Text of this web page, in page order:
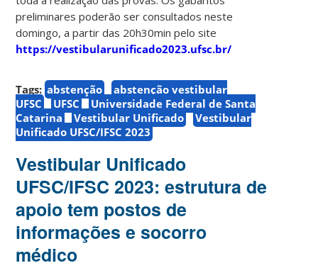
preliminares poderão ser consultados neste
domingo, a partir das 20h30min pelo site
https://vestibularunificado2023.ufsc.br/
Tags: abstenção
abstenção vestibular
UFSC
UFSC
Universidade Federal de Santa
Catarina
Vestibular Unificado
Vestibular
Unificado UFSC/IFSC 2023
Vestibular Unificado
UFSC/IFSC 2023: estrutura de
apoio tem postos de
informações e socorro
médico